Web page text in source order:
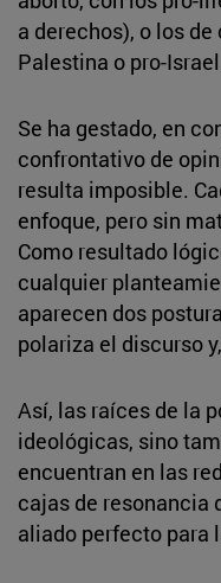
a derechos), o los
Palestina o pro-
Se ha gestado, en
confrontativo de
resulta imposible.
enfoque, pero sin
Como resultado
cualquier
aparecen dos
polariza el discurso
Así, las raíces de la
ideológicas, sino
encuentran en las
cajas de resonancia
aliado perfecto para